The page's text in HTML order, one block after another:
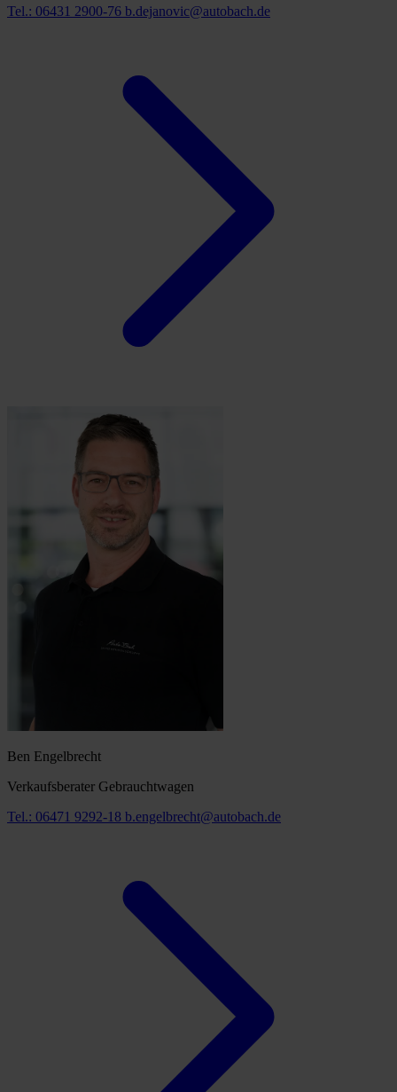
Tel.: 06431 2900-76 b.dejanovic@autobach.de
Ben Engelbrecht
Verkaufsberater Gebrauchtwagen
Tel.: 06471 9292-18 b.engelbrecht@autobach.de